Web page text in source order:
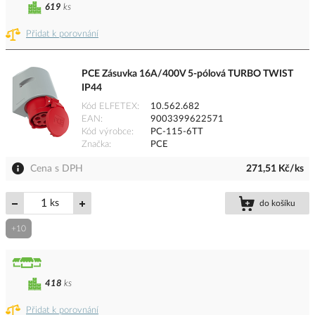
Přidat k porovnání
619 ks
PCE Zásuvka 16A/400V 5-pólová TURBO TWIST
IP44
Kód ELFETEX
10.562.682
EAN
9003399622571
Kód výrobce
PC-115-6TT
Značka
PCE
Cena s DPH 271,51 Kč/ks
ks do košíku
+10
Přidat k porovnání
418 ks